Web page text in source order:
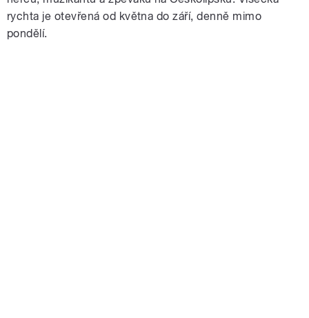
rychta je otevřená od května do září, denně mimo
pondělí.